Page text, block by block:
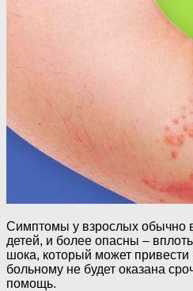
Симптомы у взрослых обычно
детей, и более опасны –
шока, который может привести
больному не будет оказана
помощь.